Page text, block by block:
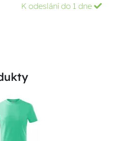
K odeslání do 1 dne